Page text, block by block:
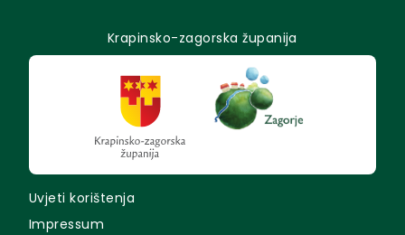
Krapinsko-zagorska županija
Uvjeti korištenja
Impressum